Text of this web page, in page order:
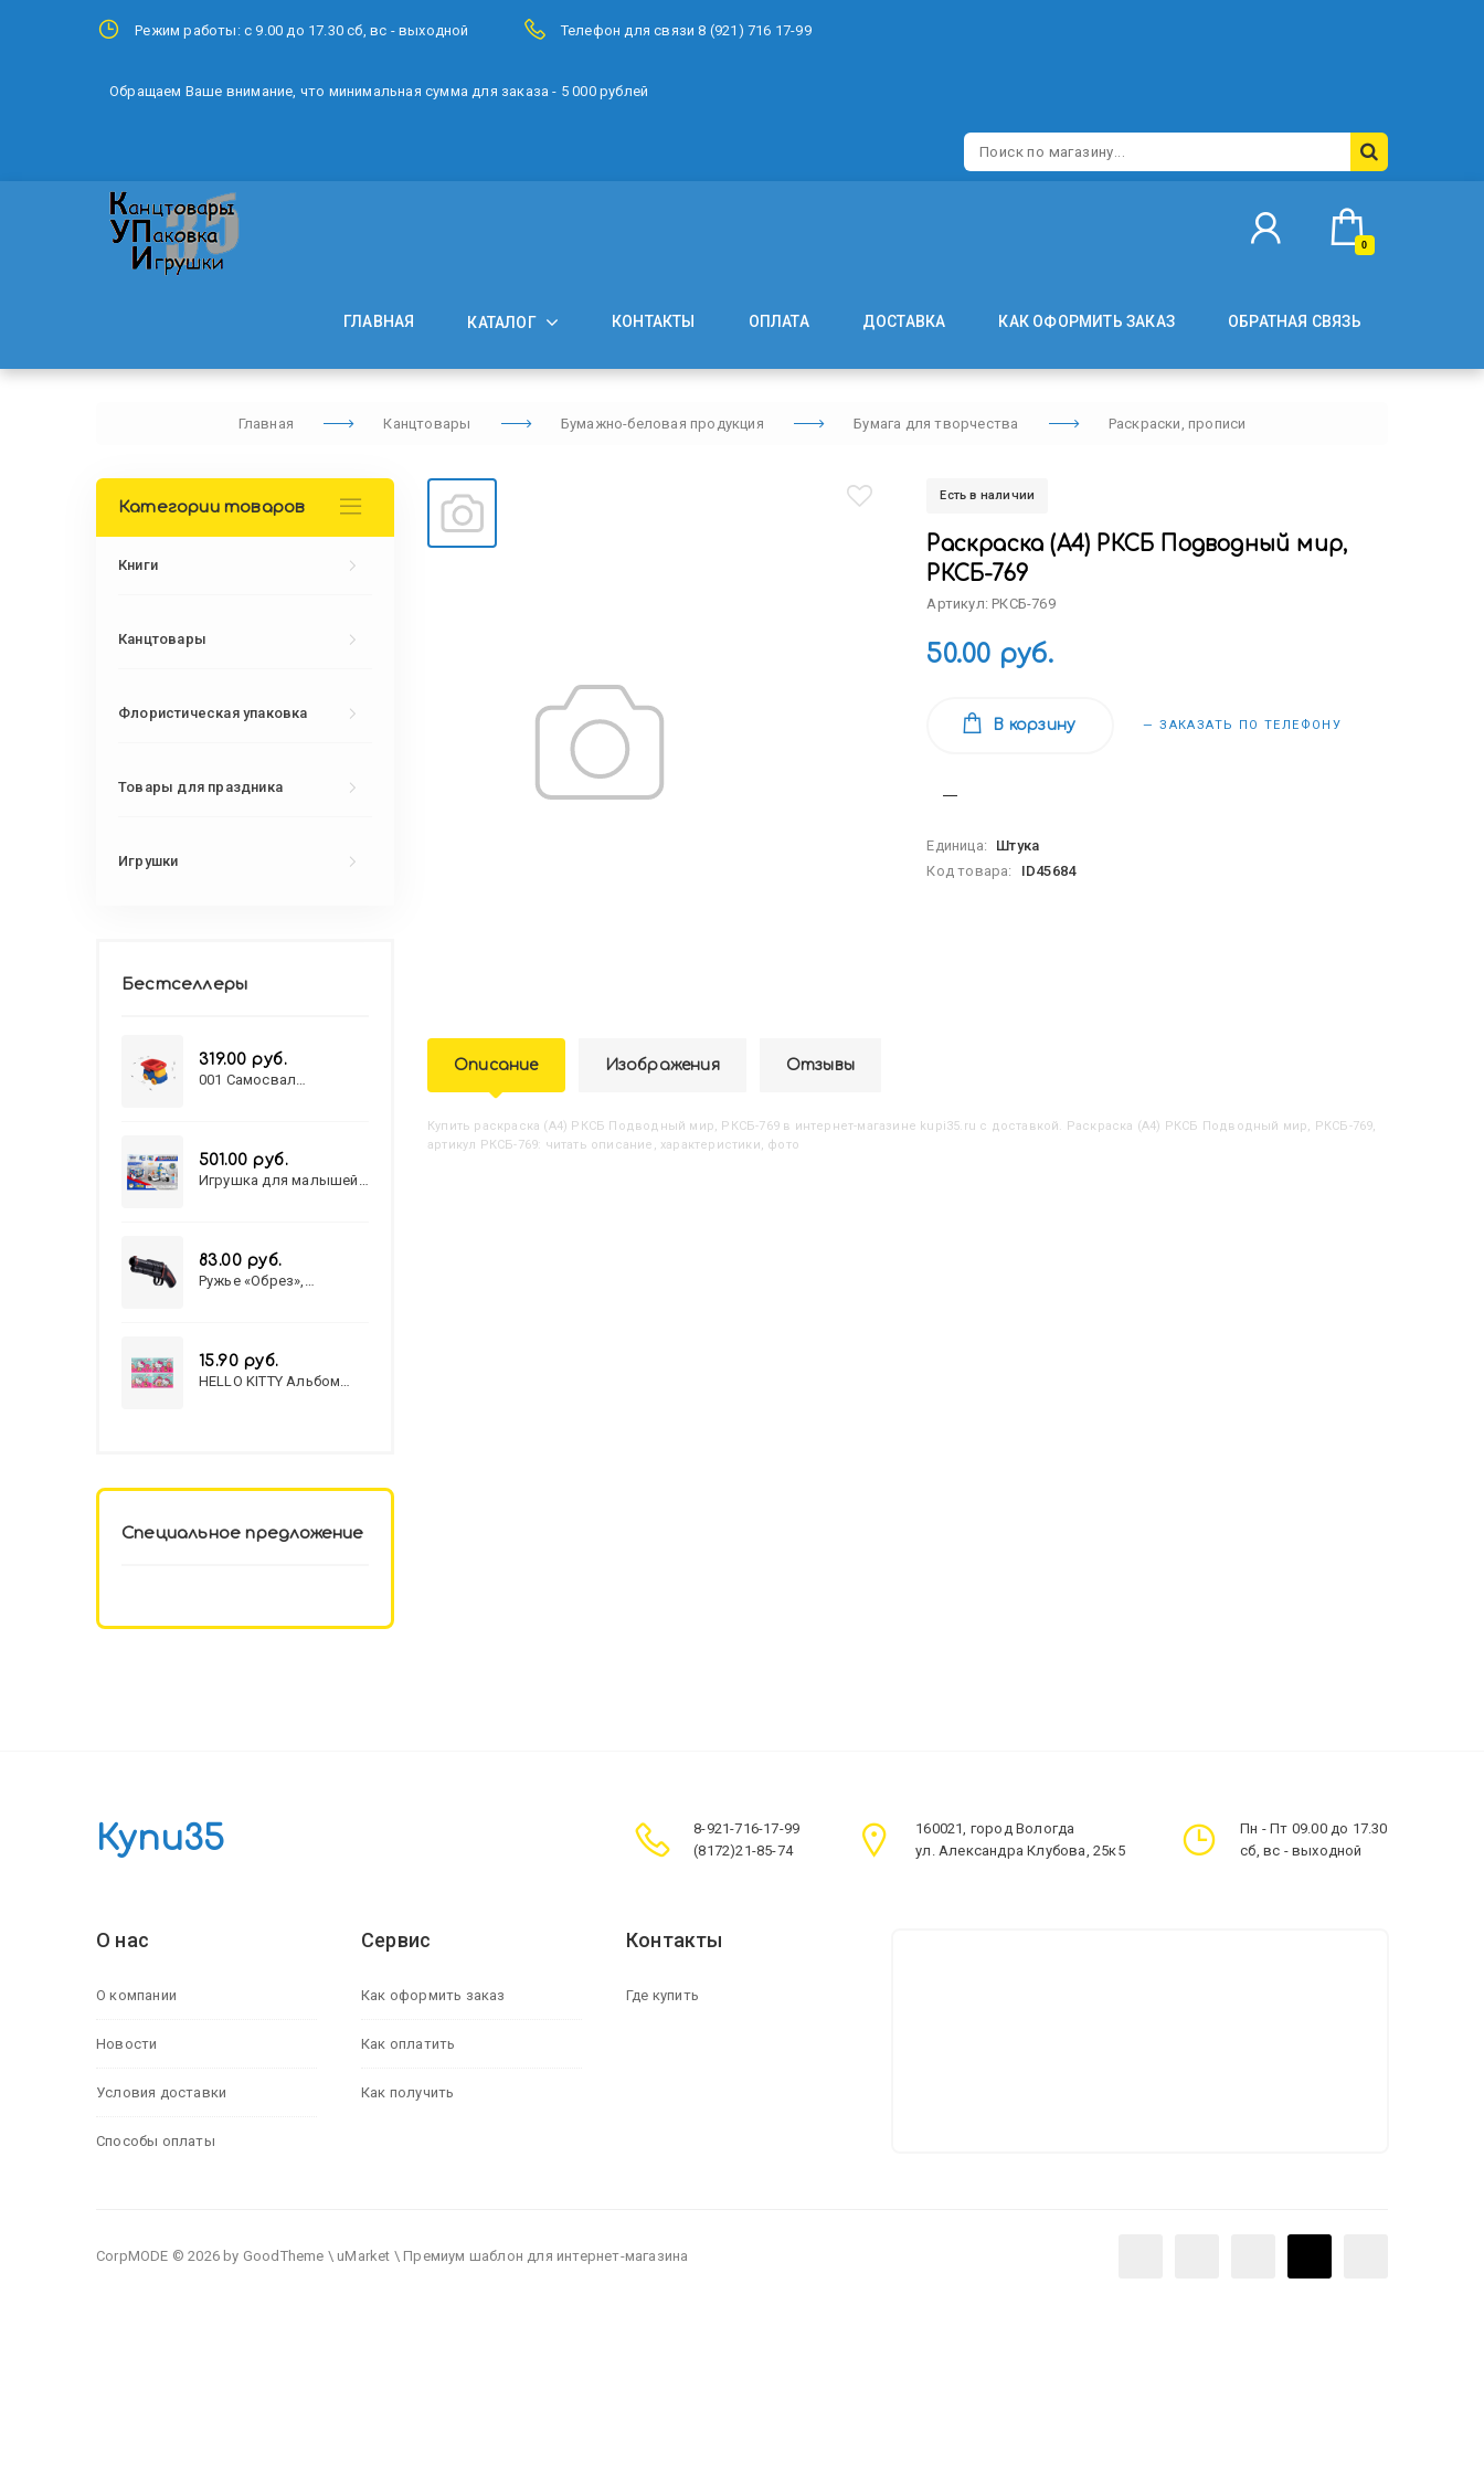
Режим работы: с 9.00 до 17.30 сб, вс - выходной Телефон для связи 8 (921) 716 17-99
Обращаем Ваше внимание, что минимальная сумма для заказа - 5 000 рублей
0
ГЛАВНАЯ КАТАЛОГ КОНТАКТЫ ОПЛАТА ДОСТАВКА КАК ОФОРМИТЬ ЗАКАЗ ОБРАТНАЯ СВЯЗЬ
Главная Канцтовары Бумажно-беловая продукция Бумага для творчества Раскраски, прописи
Есть в наличии
Раскраска (А4) РКСБ Подводный мир,
РКСБ-769
Артикул: РКСБ-769
50.00 руб.
В корзину — ЗАКАЗАТЬ ПО ТЕЛЕФОНУ
Единица:
Штука
Код товара:
ID45684
Описание Изображения Отзывы
Купить Раскраска (А4) РКСБ Подводный мир, РКСБ-769 в интернет-магазине kupi35.ru с доставкой. Раскраска (А4) РКСБ Подводный мир, РКСБ-769,
артикул РКСБ-769: читать описание, характеристики, фото
Категории товаров
Книги
Канцтовары
Флористическая упаковка
Товары для праздника
Игрушки
Бестселлеры
319.00 руб.
001 Самосвал
501.00 руб.
Игрушка для малышей
83.00 руб.
Ружье «Обрез»,
15.90 руб.
HELLO KITTY Альбом
Специальное предложение
Купи35
8-921-716-17-99
(8172)21-85-74
160021, город Вологда
ул. Александра Клубова, 25к5
Пн - Пт 09.00 до 17.30
сб, вс - выходной
О нас
О компании
Новости
Условия доставки
Способы оплаты
Сервис
Как оформить заказ
Как оплатить
Как получить
Контакты
Где купить
CorpMODE © 2026 by GoodTheme \ uMarket \ Премиум шаблон для интернет-магазина